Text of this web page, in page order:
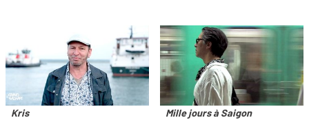
Kris
Mille jours à Saigon